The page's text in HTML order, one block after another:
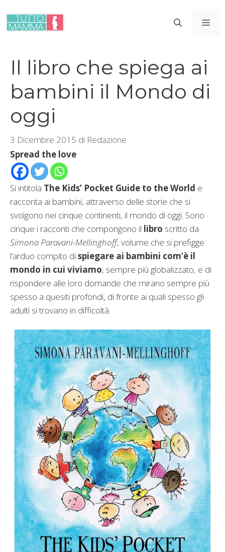
contenuto
Il libro che spiega ai
bambini il Mondo di
oggi
3 Dicembre 2015 di Redazione
Spread the love
Si intitola The Kids’ Pocket Guide to the World e
racconta ai bambini, attraverso delle storie che si
svolgono nei cinque continenti, il mondo di oggi. Sono
cinque i racconti che compongono il libro scritto da
Simona Paravani-Mellinghoff, volume che si prefigge
l’arduo compito dispiegare ai bambini com’è il
mondo in cui viviamo, sempre più globalizzato, e di
rispondere alle loro domande che mirano sempre più
spesso a quesiti profondi, di fronte ai quali spesso gli
adulti si trovano in difficoltà.